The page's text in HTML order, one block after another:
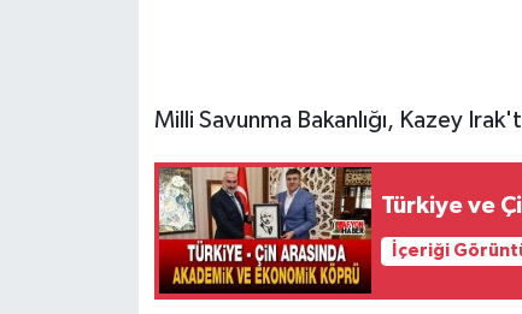
Milli Savunma Bakanlığı, Kazey
Türkiye ve
İçeriği